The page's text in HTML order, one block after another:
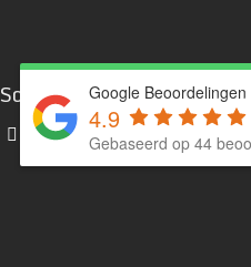
Social mediaGoogle Beoordelingen
4.9
Gebaseerd op 44